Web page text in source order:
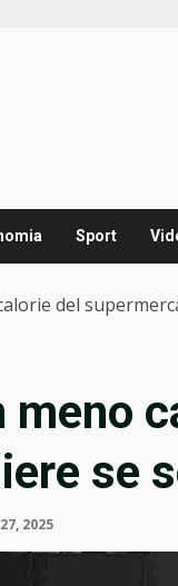
Sport
del
meno
se
2025